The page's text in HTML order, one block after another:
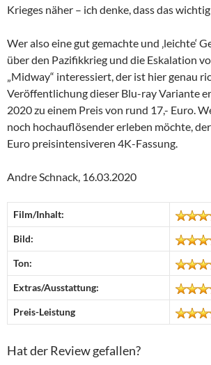
Krieges näher – ich denke, dass das wichtig
Wer also eine gut gemachte und ‚leichte‘
über den Pazifikkrieg und die Eskalation
„Midway“ interessiert, der ist hier genau
Veröffentlichung dieser Blu-ray Variante
2020 zu einem Preis von rund 17,- Euro.
noch hochauflösender erleben möchte,
Euro preisintensiveren 4K-Fassung.
Andre Schnack, 16.03.2020
Film/Inhalt:
Bild:
Ton:
Extras/Ausstattung:
Preis-Leistung
Hat der Review gefallen?